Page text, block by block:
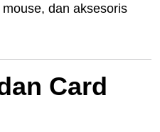
dan aksesoris
Card